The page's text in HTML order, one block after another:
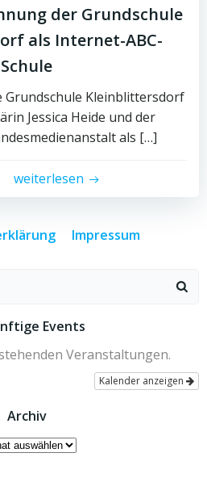
der Grundschule
als Internet-ABC-
Schule
Grundschule Kleinblittersdorf
Jessica Heide und der
als […]
weiterlesen
Impressum
Events
Veranstaltungen.
Kalender anzeigen
Archiv